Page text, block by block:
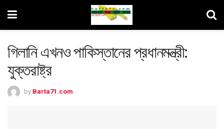
গিলানি এখনও পাকিস্তানের প্রধানমন্ত্রী:
যুক্তরাষ্ট্র
by Barta71.com